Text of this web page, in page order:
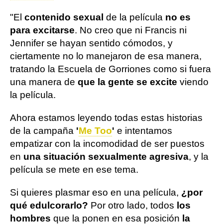
"El contenido sexual de la película no es
para excitarse. No creo que ni Francis ni
Jennifer se hayan sentido cómodos, y
ciertamente no lo manejaron de esa manera,
tratando la Escuela de Gorriones como si fuera
una manera de que la gente se excite viendo
la película.
Ahora estamos leyendo todas estas historias
de la campaña 'Me Too' e intentamos
empatizar con la incomodidad de ser puestos
en una situación sexualmente agresiva, y la
película se mete en ese tema.
Si quieres plasmar eso en una película, ¿por
qué edulcorarlo? Por otro lado, todos los
hombres que la ponen en esa posición la